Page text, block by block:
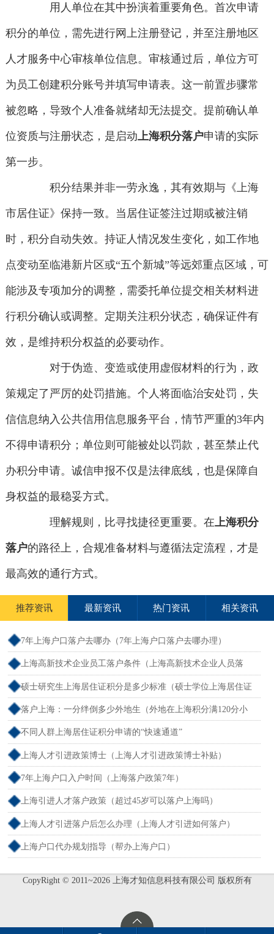
用人单位在其中扮演着重要角色。首次申请
积分的单位，需先进行网上注册登记，并至注册地区
人才服务中心审核单位信息。审核通过后，单位方可
为员工创建积分账号并填写申请表。这一前置步骤常
被忽略，导致个人准备就绪却无法提交。提前确认单
位资质与注册状态，是启动上海积分落户申请的实际
第一步。
积分结果并非一劳永逸，其有效期与《上海
市居住证》保持一致。当居住证签注过期或被注销
时，积分自动失效。持证人情况发生变化，如工作地
点变动至临港新片区或“五个新城”等远郊重点区域，可
能涉及专项加分的调整，需委托单位提交相关材料进
行积分确认或调整。定期关注积分状态，确保证件有
效，是维持积分权益的必要动作。
对于伪造、变造或使用虚假材料的行为，政
策规定了严厉的处罚措施。个人将面临治安处罚，失
信信息纳入公共信用信息服务平台，情节严重的3年内
不得申请积分；单位则可能被处以罚款，甚至禁止代
办积分申请。诚信申报不仅是法律底线，也是保障自
身权益的最稳妥方式。
理解规则，比寻找捷径更重要。在上海积分
落户的路径上，合规准备材料与遵循法定流程，才是
最高效的通行方式。
推荐资讯 最新资讯 热门资讯 相关资讯
7年上海户口落户去哪办（7年上海户口落户去哪办理）
上海高新技术企业员工落户条件（上海高新技术企业人员落
户）
硕士研究生上海居住证积分是多少标准（硕士学位上海居住证
积分）
落户上海：一分绊倒多少外地生（外地在上海积分满120分小
孩可以考上海大学吗）
不同人群上海居住证积分申请的“快速通道”
上海人才引进政策博士（上海人才引进政策博士补贴）
7年上海户口入户时间（上海落户政策7年）
上海引进人才落户政策（超过45岁可以落户上海吗）
上海人才引进落户后怎么办理（上海人才引进如何落户）
上海户口代办规划指导（帮办上海户口）
CopyRight © 2011~2026 上海才知信息科技有限公司 版权所有